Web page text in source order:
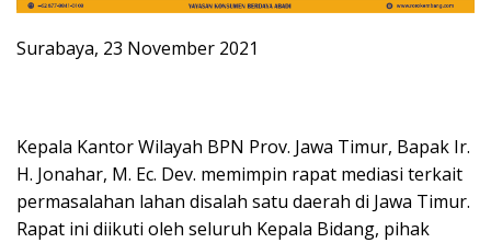
Surabaya, 23 November 2021
Kepala Kantor Wilayah BPN Prov. Jawa Timur, Bapak Ir.
H. Jonahar, M. Ec. Dev. memimpin rapat mediasi terkait
permasalahan lahan disalah satu daerah di Jawa Timur.
Rapat ini diikuti oleh seluruh Kepala Bidang, pihak